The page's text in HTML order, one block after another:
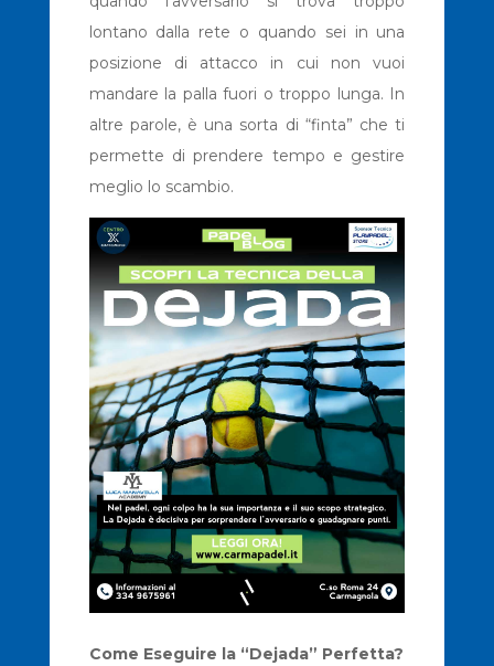
lontano dalla rete o quando sei in una
posizione di attacco in cui non vuoi
mandare la palla fuori o troppo lunga. In
altre parole, è una sorta di “finta” che ti
permette di prendere tempo e gestire
meglio lo scambio.
Come Eseguire la “Dejada” Perfetta?